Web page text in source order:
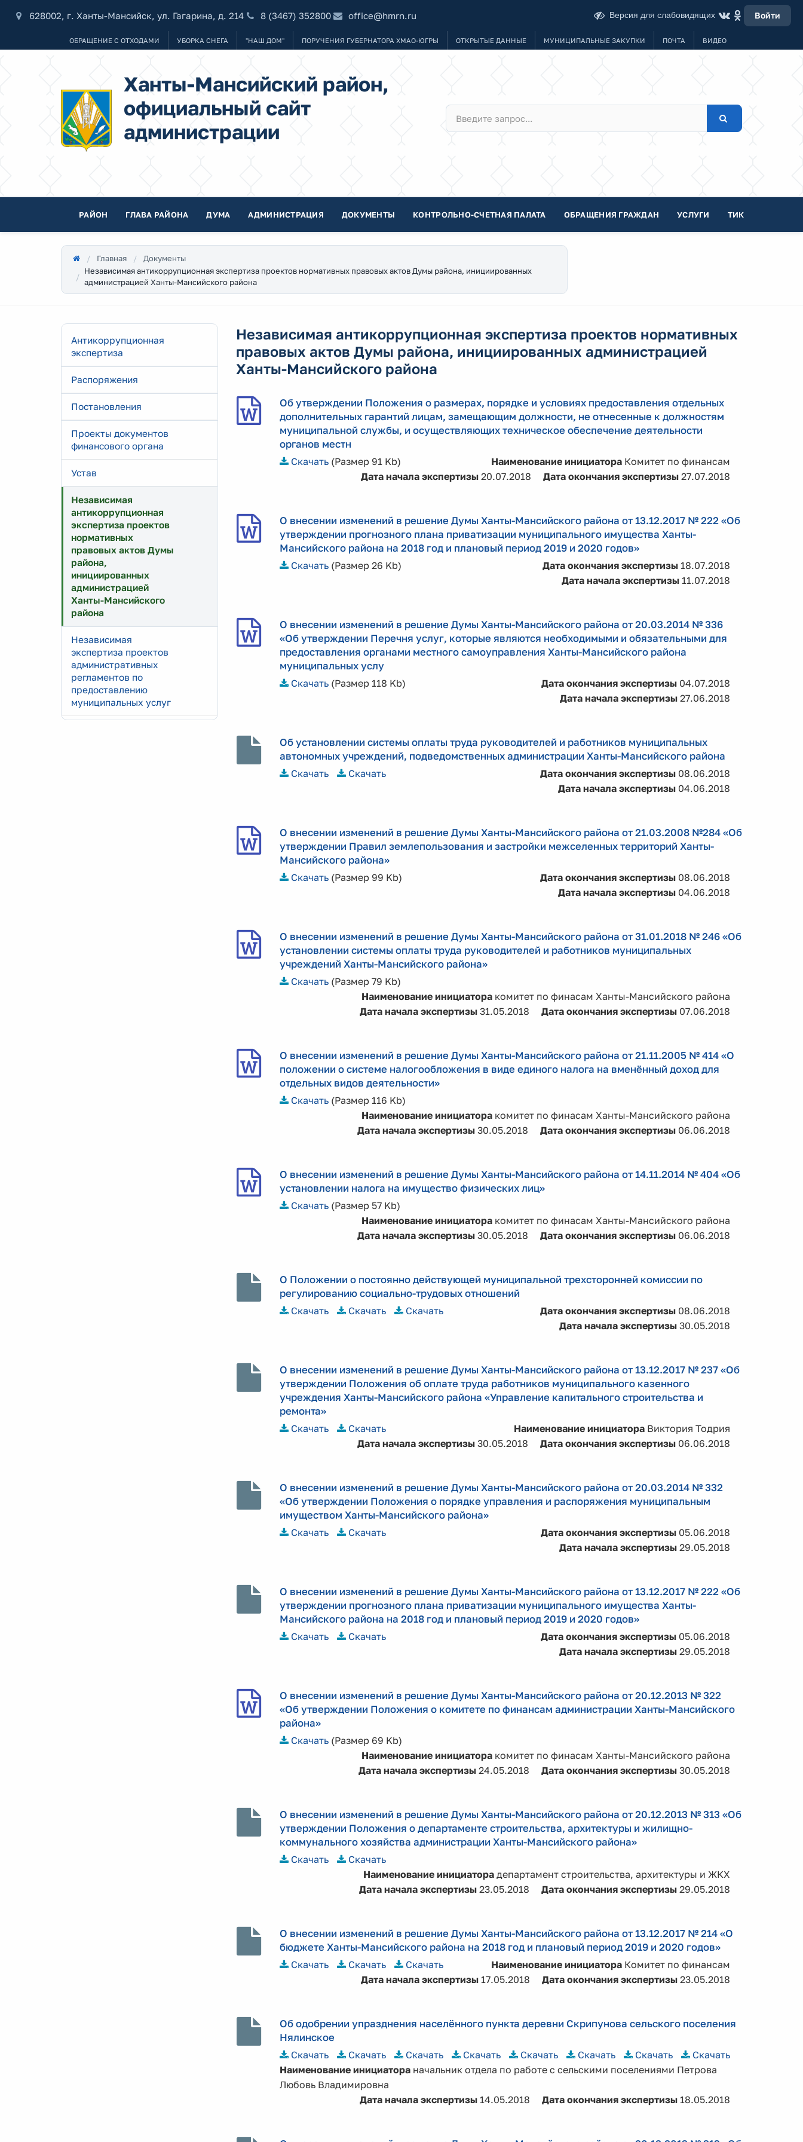
628002, г. Ханты-Мансийск, ул. Гагарина, д. 214 8 (3467) 352800 office@hmrn.ru Версия для слабовидящих Войти
ОБРАЩЕНИЕ С ОТХОДАМИ УБОРКА СНЕГА "НАШ ДОМ" ПОРУЧЕНИЯ ГУБЕРНАТОРА ХМАО-ЮГРЫ ОТКРЫТЫЕ ДАННЫЕ МУНИЦИПАЛЬНЫЕ ЗАКУПКИ ПОЧТА ВИДЕО
Ханты-Мансийский район,
официальный сайт
администрации
РАЙОН ГЛАВА РАЙОНА ДУМА АДМИНИСТРАЦИЯ ДОКУМЕНТЫ КОНТРОЛЬНО-СЧЕТНАЯ ПАЛАТА ОБРАЩЕНИЯ ГРАЖДАН УСЛУГИ ТИК
Главная
Документы
Независимая антикоррупционная экспертиза проектов нормативных правовых актов Думы района, инициированных
администрацией Ханты-Мансийского района
Антикоррупционная
экспертиза
Распоряжения
Постановления
Проекты документов
финансового органа
Устав
Независимая
антикоррупционная
экспертиза проектов
нормативных
правовых актов Думы
района,
инициированных
администрацией
Ханты-Мансийского
района
Независимая
экспертиза проектов
административных
регламентов по
предоставлению
муниципальных услуг
Независимая антикоррупционная экспертиза проектов нормативных
правовых актов Думы района, инициированных администрацией
Ханты-Мансийского района
Об утверждении Положения о размерах, порядке и условиях предоставления отдельных
дополнительных гарантий лицам, замещающим должности, не отнесенные к должностям
муниципальной службы, и осуществляющих техническое обеспечение деятельности
органов местн
Скачать(Размер 91 Kb) Наименование инициатора Комитет по финансам
Дата окончания экспертизы27.07.2018
Дата начала экспертизы20.07.2018
О внесении изменений в решение Думы Ханты-Мансийского района от 13.12.2017 № 222 «Об
утверждении прогнозного плана приватизации муниципального имущества Ханты-
Мансийского района на 2018 год и плановый период 2019 и 2020 годов»
Скачать(Размер 26 Kb) Дата окончания экспертизы18.07.2018
Дата начала экспертизы11.07.2018
О внесении изменений в решение Думы Ханты-Мансийского района от 20.03.2014 № 336
«Об утверждении Перечня услуг, которые являются необходимыми и обязательными для
предоставления органами местного самоуправления Ханты-Мансийского района
муниципальных услу
Скачать(Размер 118 Kb) Дата окончания экспертизы04.07.2018
Дата начала экспертизы27.06.2018
Об установлении системы оплаты труда руководителей и работников муниципальных
автономных учреждений, подведомственных администрации Ханты-Мансийского района
Скачать
Скачать Дата окончания экспертизы08.06.2018
Дата начала экспертизы04.06.2018
О внесении изменений в решение Думы Ханты-Мансийского района от 21.03.2008 №284 «Об
утверждении Правил землепользования и застройки межселенных территорий Ханты-
Мансийского района»
Скачать(Размер 99 Kb) Дата окончания экспертизы08.06.2018
Дата начала экспертизы04.06.2018
О внесении изменений в решение Думы Ханты-Мансийского района от 31.01.2018 № 246 «Об
установлении системы оплаты труда руководителей и работников муниципальных
учреждений Ханты-Мансийского района»
Скачать(Размер 79 Kb)
Наименование инициатора комитет по финасам Ханты-Мансийского района
Дата окончания экспертизы07.06.2018
Дата начала экспертизы31.05.2018
О внесении изменений в решение Думы Ханты-Мансийского района от 21.11.2005 № 414 «О
положении о системе налогообложения в виде единого налога на вменённый доход для
отдельных видов деятельности»
Скачать(Размер 116 Kb)
Наименование инициатора комитет по финасам Ханты-Мансийского района
Дата окончания экспертизы06.06.2018
Дата начала экспертизы30.05.2018
О внесении изменений в решение Думы Ханты-Мансийского района от 14.11.2014 № 404 «Об
установлении налога на имущество физических лиц»
Скачать(Размер 57 Kb)
Наименование инициатора комитет по финасам Ханты-Мансийского района
Дата окончания экспертизы06.06.2018
Дата начала экспертизы30.05.2018
О Положении о постоянно действующей муниципальной трехсторонней комиссии по
регулированию социально-трудовых отношений
Скачать
Скачать Скачать Дата окончания экспертизы08.06.2018
Дата начала экспертизы30.05.2018
О внесении изменений в решение Думы Ханты-Мансийского района от 13.12.2017 № 237 «Об
утверждении Положения об оплате труда работников муниципального казенного
учреждения Ханты-Мансийского района «Управление капитального строительства и
ремонта»
Скачать
Скачать Наименование инициатора Виктория Тодрия
Дата окончания экспертизы06.06.2018
Дата начала экспертизы30.05.2018
О внесении изменений в решение Думы Ханты-Мансийского района от 20.03.2014 № 332
«Об утверждении Положения о порядке управления и распоряжения муниципальным
имуществом Ханты-Мансийского района»
Скачать
Скачать Дата окончания экспертизы05.06.2018
Дата начала экспертизы29.05.2018
О внесении изменений в решение Думы Ханты-Мансийского района от 13.12.2017 № 222 «Об
утверждении прогнозного плана приватизации муниципального имущества Ханты-
Мансийского района на 2018 год и плановый период 2019 и 2020 годов»
Скачать
Скачать Дата окончания экспертизы05.06.2018
Дата начала экспертизы29.05.2018
О внесении изменений в решение Думы Ханты-Мансийского района от 20.12.2013 № 322
«Об утверждении Положения о комитете по финансам администрации Ханты-Мансийского
района»
Скачать(Размер 69 Kb)
Наименование инициатора комитет по финасам Ханты-Мансийского района
Дата окончания экспертизы30.05.2018
Дата начала экспертизы24.05.2018
О внесении изменений в решение Думы Ханты-Мансийского района от 20.12.2013 № 313 «Об
утверждении Положения о департаменте строительства, архитектуры и жилищно-
коммунального хозяйства администрации Ханты-Мансийского района»
Скачать
Скачать
Наименование инициатора департамент строительства, архитектуры и ЖКХ
Дата окончания экспертизы29.05.2018
Дата начала экспертизы23.05.2018
О внесении изменений в решение Думы Ханты-Мансийского района от 13.12.2017 № 214 «О
бюджете Ханты-Мансийского района на 2018 год и плановый период 2019 и 2020 годов»
Скачать
Скачать Скачать Наименование инициатора Комитет по финансам
Дата окончания экспертизы23.05.2018
Дата начала экспертизы17.05.2018
Об одобрении упразднения населённого пункта деревни Скрипунова сельского поселения
Нялинское
Скачать
Скачать Скачать Скачать Скачать Скачать Скачать
Скачать
Наименование инициатора начальник отдела по работе с сельскими поселениями Петрова
Любовь Владимировна
Дата окончания экспертизы18.05.2018
Дата начала экспертизы14.05.2018